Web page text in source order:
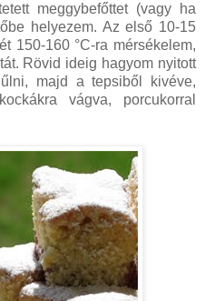
meggybefőttet (vagy ha
helyezem. Az első 10-15
150-160 °C-ra mérsékelem,
Rövid ideig hagyom nyitott
majd a tepsiből kivéve,
vágva, porcukorral